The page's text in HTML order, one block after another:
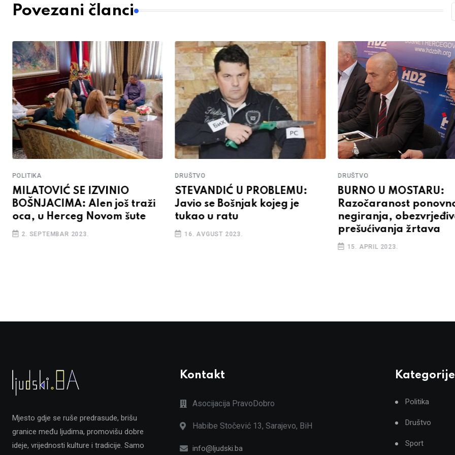
Povezani članci
POLITIKA
MILATOVIĆ SE IZVINIO
BOŠNJACIMA: Alen još traži
oca, u Herceg Novom šute
2. SEPTEMBAR 2023.
DRUŠTVO
STEVANDIĆ U PROBLEMU:
Javio se Bošnjak kojeg je
tukao u ratu
16. AVGUST 2023.
DRUŠTVO
BURNO U MOSTARU:
Razočaranost
negiranja,
prešućivanja žrtava
15. APRIL 2023.
Mjesto gdje se ruše predrasude, brišu
granice među ljudima, promovišu dobre
ideje, vrijednosti kulture i tradicije. Samo
Kontakt
Asocijacija PravoDobro
Habibe Stočević 13, Sarajevo, BiH
info@ljudski.ba
Kategorije
Politika
Društvo
Sport